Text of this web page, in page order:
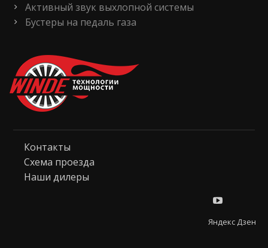
Активный звук выхлопной системы
Бустеры на педаль газа
Контакты
Схема проезда
Наши дилеры
Яндекс Дзен